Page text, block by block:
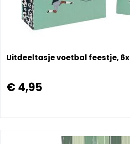
Uitdeeltasje voetbal feestje, 6x
€ 4,95